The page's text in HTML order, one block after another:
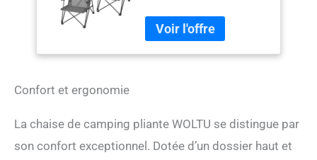
Pêche, Chaise de
Plage Pliable, Légère,
Portable, avec
Confort et ergonomie
La chaise de camping pliante WOLTU se distingue par
son confort exceptionnel. Dotée d’un dossier haut et